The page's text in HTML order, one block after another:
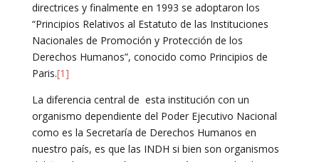
directrices y finalmente en 1993 se adoptaron los
“Principios Relativos al Estatuto de las Instituciones
Nacionales de Promoción y Protección de los
Derechos Humanos”, conocido como Principios de
Paris.[1]
La diferencia central de esta institución con un
organismo dependiente del Poder Ejecutivo Nacional
como es la Secretaría de Derechos Humanos en
nuestro país, es que las INDH si bien son organismos